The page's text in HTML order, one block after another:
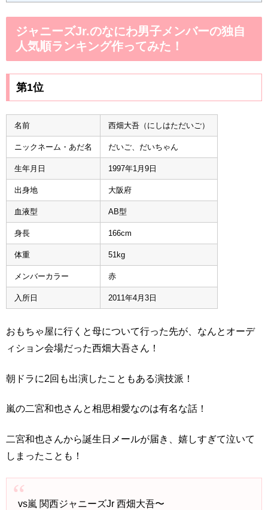
ジャニーズJr.のなにわ男子メンバーの独自
人気順ランキング作ってみた！
第1位
名前 西畑大吾（にしはただいご）
ニックネーム・あだ名 だいご、だいちゃん
生年月日 1997年1月9日
出身地 大阪府
血液型 AB型
身長 166cm
体重 51kg
メンバーカラー 赤
入所日 2011年4月3日
おもちゃ屋に行くと母について行った先が、なんとオーデ
ィション会場だった西畑大吾さん！
朝ドラに2回も出演したこともある演技派！
嵐の二宮和也さんと相思相愛なのは有名な話！
二宮和也さんから誕生日メールが届き、嬉しすぎて泣いて
しまったことも！
vs嵐 関西ジャニーズJr 西畑大吾〜